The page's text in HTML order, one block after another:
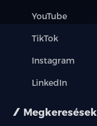
YouTube
TikTok
Instagram
LinkedIn
Megkeresések